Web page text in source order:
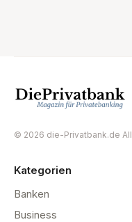
© 2026 die-Privatbank.de
Kategorien
Banken
Business